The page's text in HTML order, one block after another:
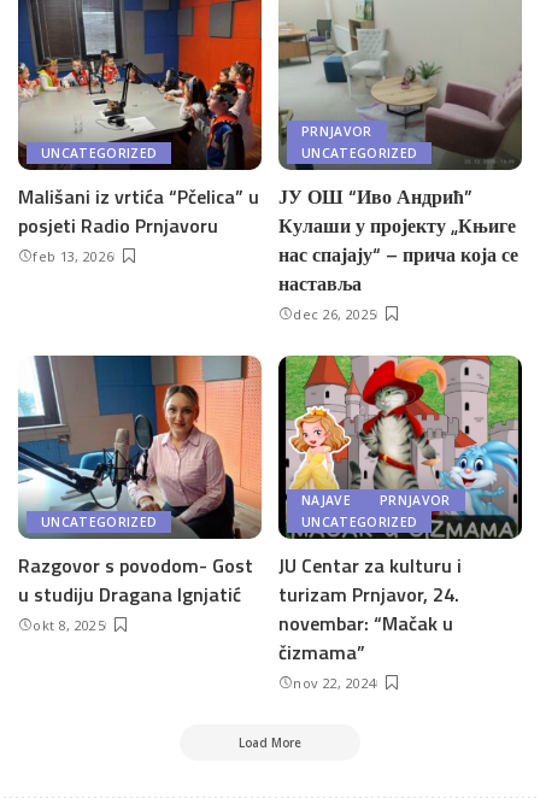
UNCATEGORIZED
Mališani iz vrtića “Pčelica” u
posjeti Radio Prnjavoru
feb 13, 2026
PRNJAVOR
UNCATEGORIZED
ЈУ ОШ “Иво Андрић”
Кулаши у пројекту „Књиге
нас спајају“ – прича која се
наставља
dec 26, 2025
UNCATEGORIZED
Razgovor s povodom- Gost
u studiju Dragana Ignjatić
okt 8, 2025
NAJAVE
PRNJAVOR
UNCATEGORIZED
JU Centar za kulturu i
turizam Prnjavor, 24.
novembar: “Mačak u
čizmama”
nov 22, 2024
Load More